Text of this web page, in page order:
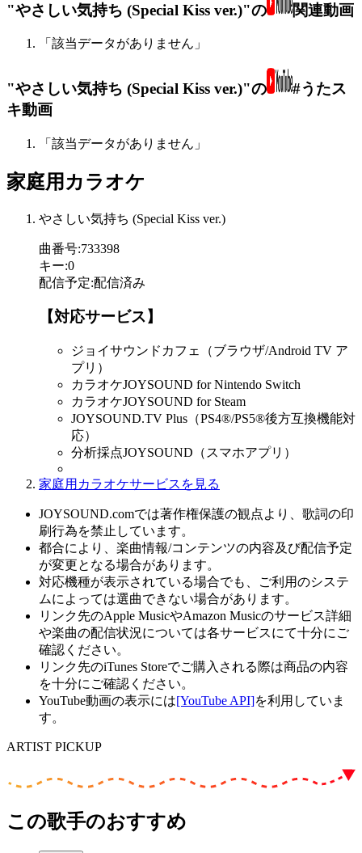
"やさしい気持ち (Special Kiss ver.)"の 関連動画
「該当データがありません」
"やさしい気持ち (Special Kiss ver.)"の
#うたス
キ動画
「該当データがありません」
家庭用カラオケ
やさしい気持ち (Special Kiss ver.)
曲番号:733398
キー:0
配信予定:配信済み
【対応サービス】
ジョイサウンドカフェ（ブラウザ/Android TV ア
プリ）
カラオケJOYSOUND for Nintendo Switch
カラオケJOYSOUND for Steam
JOYSOUND.TV Plus（PS4®/PS5®後方互換機能対
応）
分析採点JOYSOUND（スマホアプリ）
家庭用カラオケサービスを見る
JOYSOUND.comでは著作権保護の観点より、歌詞の印
刷行為を禁止しています。
都合により、楽曲情報/コンテンツの内容及び配信予定
が変更となる場合があります。
対応機種が表示されている場合でも、ご利用のシステ
ムによっては選曲できない場合があります。
リンク先のApple MusicやAmazon Musicのサービス詳細
や楽曲の配信状況については各サービスにて十分にご
確認ください。
リンク先のiTunes Storeでご購入される際は商品の内容
を十分にご確認ください。
YouTube動画の表示には[YouTube API]を利用していま
す。
ARTIST PICKUP
この歌手のおすすめ